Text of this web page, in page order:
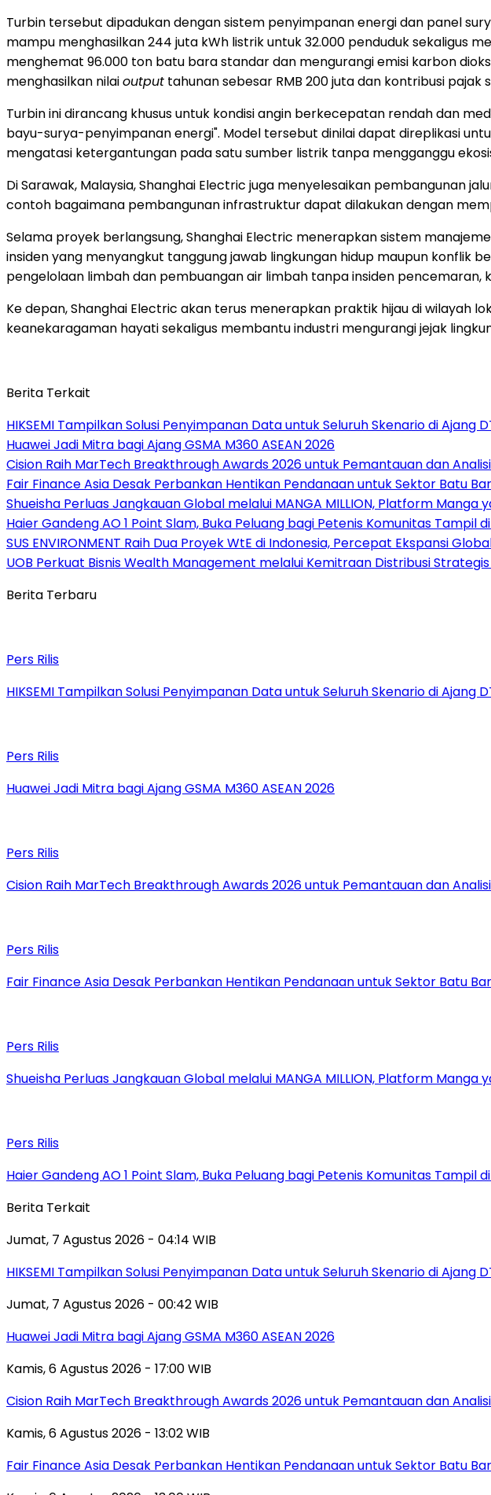
Turbin tersebut dipadukan dengan sistem penyimpanan energi dan panel
mampu menghasilkan 244 juta kWh listrik untuk 32.000 penduduk sekaligus
menghemat 96.000 ton batu bara standar dan mengurangi emisi karbon
menghasilkan nilaioutput tahunan sebesar RMB 200 juta dan kontribusi pajak
Turbin ini dirancang khusus untuk kondisi angin berkecepatan rendah dan
bayu-surya-penyimpanan energi". Model tersebut dinilai dapat direplikasi
mengatasi ketergantungan pada satu sumber listrik tanpa mengganggu
Di Sarawak, Malaysia, Shanghai Electric juga menyelesaikan pembangunan
contoh bagaimana pembangunan infrastruktur dapat dilakukan dengan
Selama proyek berlangsung, Shanghai Electric menerapkan sistem
insiden yang menyangkut tanggung jawab lingkungan hidup maupun konflik
pengelolaan limbah dan pembuangan air limbah tanpa insiden pencemaran,
Ke depan, Shanghai Electric akan terus menerapkan praktik hijau di wilayah
keanekaragaman hayati sekaligus membantu industri mengurangi jejak
Berita Terkait
HIKSEMI Tampilkan Solusi Penyimpanan Data untuk Seluruh Skenario di Ajang
Huawei Jadi Mitra bagi Ajang GSMA M360 ASEAN 2026
Cision Raih MarTech Breakthrough Awards 2026 untuk Pemantauan dan
Fair Finance Asia Desak Perbankan Hentikan Pendanaan untuk Sektor Batu
Shueisha Perluas Jangkauan Global melalui MANGA MILLION, Platform Manga
Haier Gandeng AO 1 Point Slam, Buka Peluang bagi Petenis Komunitas Tampil
SUS ENVIRONMENT Raih Dua Proyek WtE di Indonesia, Percepat Ekspansi
UOB Perkuat Bisnis Wealth Management melalui Kemitraan Distribusi
Berita Terbaru
Pers Rilis
HIKSEMI Tampilkan Solusi Penyimpanan Data untuk Seluruh Skenario di Ajang
Pers Rilis
Huawei Jadi Mitra bagi Ajang GSMA M360 ASEAN 2026
Pers Rilis
Cision Raih MarTech Breakthrough Awards 2026 untuk Pemantauan dan
Pers Rilis
Fair Finance Asia Desak Perbankan Hentikan Pendanaan untuk Sektor Batu
Pers Rilis
Shueisha Perluas Jangkauan Global melalui MANGA MILLION, Platform Manga
Pers Rilis
Haier Gandeng AO 1 Point Slam, Buka Peluang bagi Petenis Komunitas Tampil
Berita Terkait
Jumat, 7 Agustus 2026 - 04:14 WIB
HIKSEMI Tampilkan Solusi Penyimpanan Data untuk Seluruh Skenario di Ajang
Jumat, 7 Agustus 2026 - 00:42 WIB
Huawei Jadi Mitra bagi Ajang GSMA M360 ASEAN 2026
Kamis, 6 Agustus 2026 - 17:00 WIB
Cision Raih MarTech Breakthrough Awards 2026 untuk Pemantauan dan
Kamis, 6 Agustus 2026 - 13:02 WIB
Fair Finance Asia Desak Perbankan Hentikan Pendanaan untuk Sektor Batu